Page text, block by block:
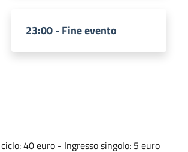
23:00 - Fine evento
40 euro - Ingresso singolo: 5 euro